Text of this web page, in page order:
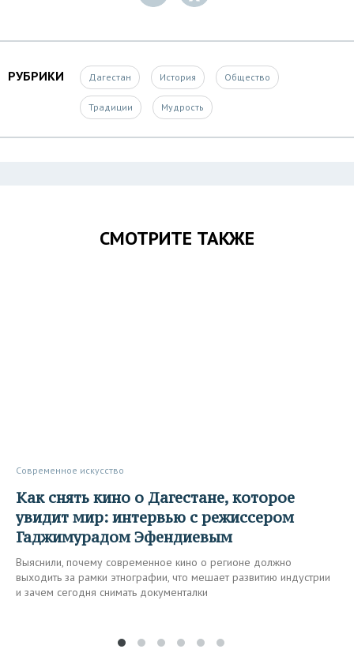
РУБРИКИ Дагестан История Общество
Традиции Мудрость
СМОТРИТЕ ТАКЖЕ
Современное искусство
Как снять кино о Дагестане, которое
увидит мир: интервью с режиссером
Гаджимурадом Эфендиевым
Выяснили, почему современное кино о регионе должно
выходить за рамки этнографии, что мешает развитию индустрии
и зачем сегодня снимать документалки